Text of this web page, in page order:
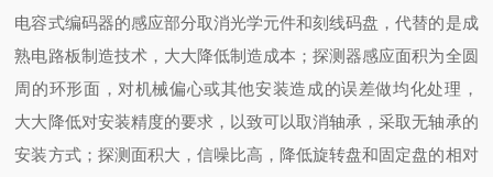
电容式编码器的感应部分取消光学元件和刻线码盘，代替的是成
熟电路板制造技术，大大降低制造成本；探测器感应面积为全圆
周的环形面，对机械偏心或其他安装造成的误差做均化处理，
大大降低对安装精度的要求，以致可以取消轴承，采取无轴承的
安装方式；探测面积大，信噪比高，降低旋转盘和固定盘的相对